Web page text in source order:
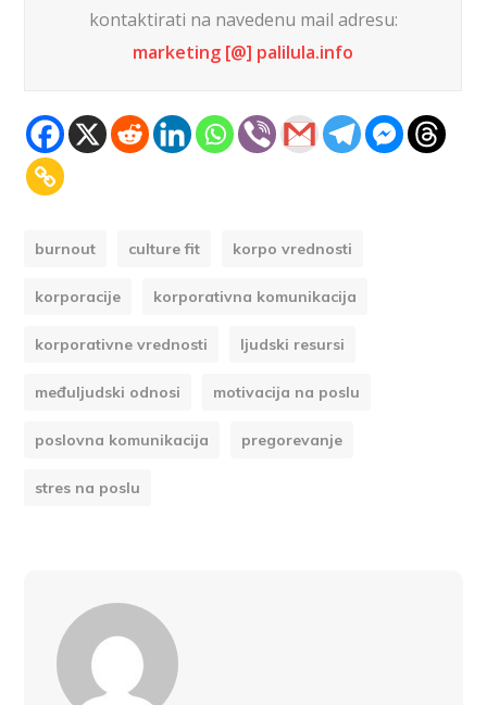
kontaktirati na navedenu mail adresu:
marketing [@] palilula.info
burnout culture fit korpo vrednosti
korporacije korporativna komunikacija
korporativne vrednosti ljudski resursi
međuljudski odnosi motivacija na poslu
poslovna komunikacija pregorevanje
stres na poslu